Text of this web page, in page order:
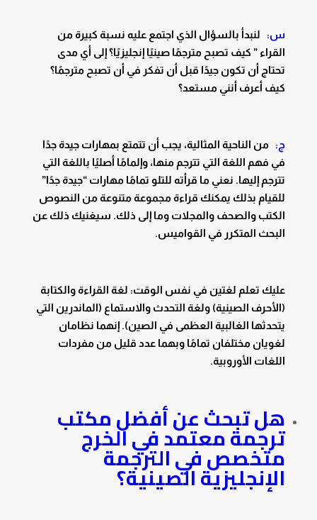
س:
لنبدأ بالسؤال الذي اجتمع عليه نسبة كبيرة من
القراء ” كيف تصبح مترجمًا صينيًا إنجليزيًا؟ إلى أي مدى
تحتاج أن تكون جيدًا قبل أن تفكر في أن تصبح مترجمًا؟
كيف أعرف أنني مستعد؟
ج: من الناحية المثالية، يجب أن تتمتع بمهارات جيدة جدًا
في فهم اللغة التي تترجم منها، وإلمامًا أصليًا باللغة التي
تترجم إليها. نعني ما قرأته للتلو تمامًا مهارات “جيدة جدًا”
للقيام بذلك يمكنك قراءة مجموعة متنوعة من النصوص
الكتب والصحف والمجلات وما إلى ذلك. سيغنيك ذلك عن
البحث المتكرر في القواميس.
عليك تعلم لغتين في نفس الوقت: لغة القراءة والكتابة
(الأحرف الصينية) ولغة التحدث والاستماع (الماندرين التي
يتحدثها الغالبية العظمى في الصين). إنهما نظامان
لغويان مختلفان تمامًا وبهما عدد قليل من مفردات
اللغات الأوروبية.
هل تبحث عن أفضل مكتب
ترجمة معتمد في الخرج
متخصص في الترجمة
الإنجليزية الصينية؟